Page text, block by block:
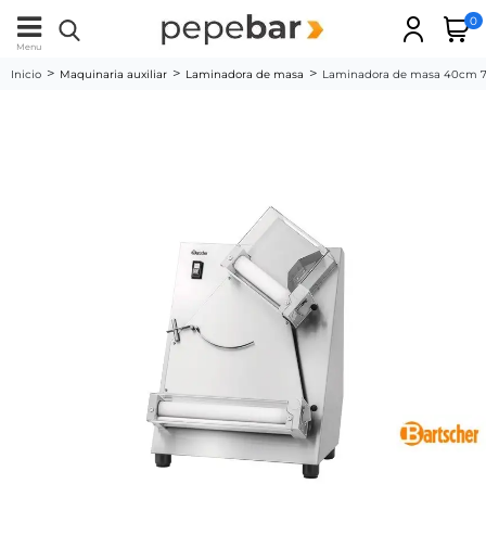
Menu
0
Inicio Maquinaria auxiliar Laminadora de masa Laminadora de masa 40cm